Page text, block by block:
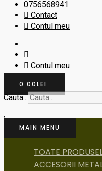
0756568941
Contact
Contul meu
Contul meu
0.00LEI
Cauta...
MAIN MENU
TOATE
ACCESORII